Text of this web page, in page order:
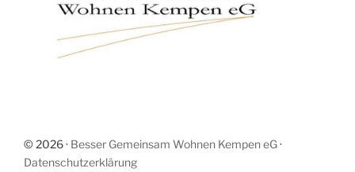
© 2026 · Besser Gemeinsam Wohnen Kempen eG·
Datenschutzerklärung